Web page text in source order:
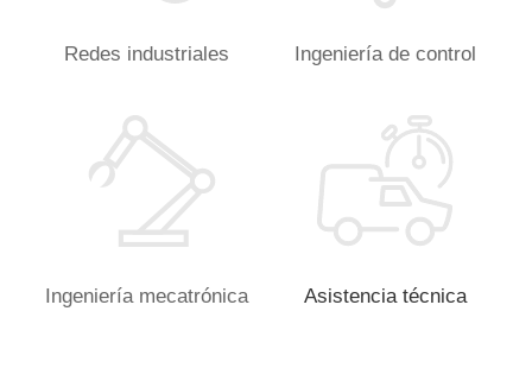
Redes industriales Ingeniería de control
Ingeniería mecatrónica Asistencia técnica